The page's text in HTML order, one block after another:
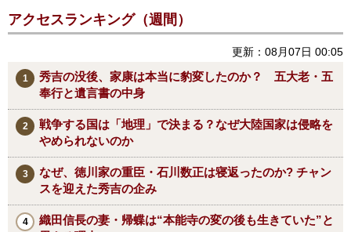
アクセスランキング（週間）
更新：08月07日 00:05
秀吉の没後、家康は本当に豹変したのか？ 五大老・五
奉行と遺言書の中身
戦争する国は「地理」で決まる？なぜ大陸国家は侵略を
やめられないのか
なぜ、徳川家の重臣・石川数正は寝返ったのか? チャン
スを迎えた秀吉の企み
織田信長の妻・帰蝶は“本能寺の変の後も生きていた”と